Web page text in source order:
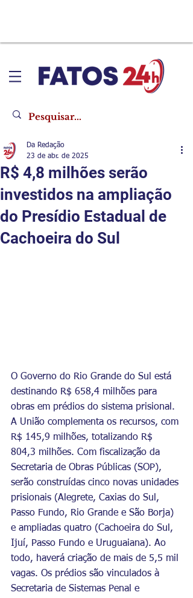
R$ 4,8 milhões serão
investidos na ampliação
do Presídio Estadual de
Cachoeira do Sul
Da Redação
23 de abr. de 2025
O Governo do Rio Grande do Sul está
destinando R$ 658,4 milhões para
obras em prédios do sistema prisional.
A União complementa os recursos, com
R$ 145,9 milhões, totalizando R$
804,3 milhões. Com fiscalização da
Secretaria de Obras Públicas (SOP),
serão construídas cinco novas unidades
prisionais (Alegrete, Caxias do Sul,
Passo Fundo, Rio Grande e São Borja)
e ampliadas quatro (Cachoeira do Sul,
Ijuí, Passo Fundo e Uruguaiana). Ao
todo, haverá criação de mais de 5,5 mil
vagas. Os prédios são vinculados à
Secretaria de Sistemas Penal e